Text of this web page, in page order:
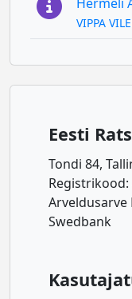
VIPPA
Eesti
Tondi 84,
Registrikood:
Arveldusarve
Swedbank